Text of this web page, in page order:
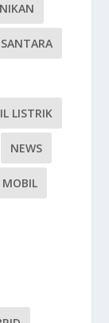
LISTRIK
NEWS